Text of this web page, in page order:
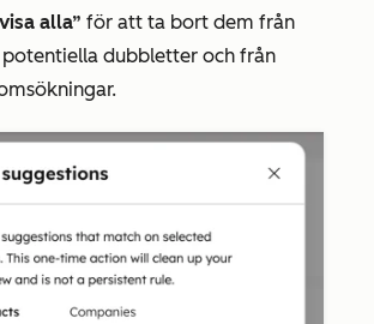
alla” för att ta bort dem från
dubbletter och från